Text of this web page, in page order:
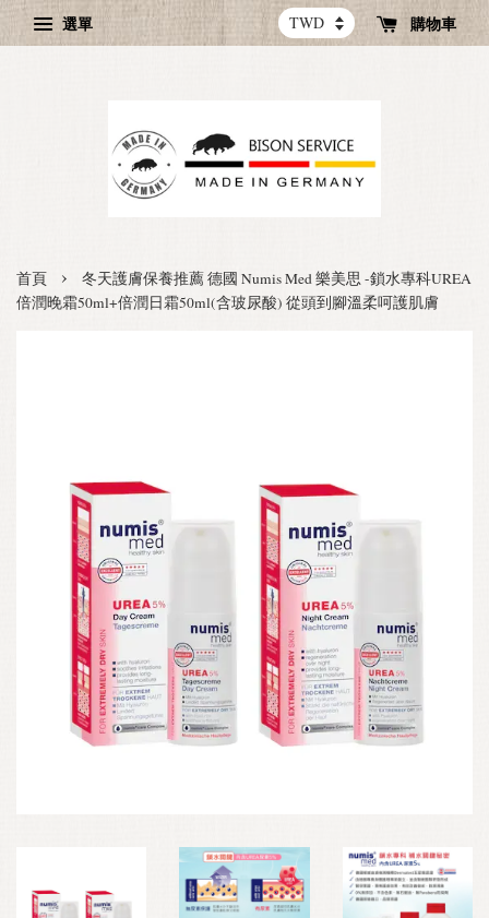
選單 購物車
首頁 ›
冬天護膚保養推薦 德國 Numis Med 樂美思 -鎖水專科UREA
倍潤晚霜50ml+倍潤日霜50ml(含玻尿酸) 從頭到腳溫柔呵護肌膚